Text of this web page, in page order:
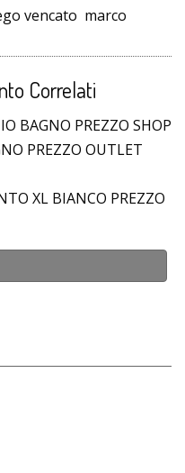
vencato marco
Correlati
BAGNO PREZZO SHOP
PREZZO OUTLET
XL BIANCO PREZZO